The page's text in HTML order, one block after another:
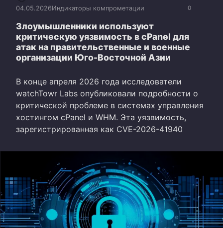
0
04.05.2026Индикаторы компрометации
Злоумышленники используют
критическую уязвимость в cPanel для
атак на правительственные и военные
организации Юго-Восточной Азии
В конце апреля 2026 года исследователи
watchTowr Labs опубликовали подробности о
критической проблеме в системах управления
хостингом cPanel и WHM. Эта уязвимость,
зарегистрированная как CVE-2026-41940